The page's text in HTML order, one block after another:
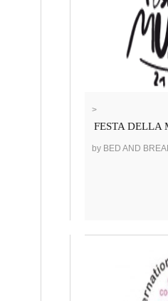
>
FESTA DELLA
by BED AND